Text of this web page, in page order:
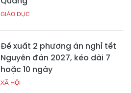
GIÁO DỤC
Đề xuất 2 phương án nghỉ tết
Nguyên đán 2027, kéo dài 7
hoặc 10 ngày
XÃ HỘI